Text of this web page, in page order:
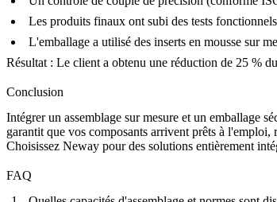
Les produits finaux ont subi des tests
L'emballage a utilisé des inserts en mousse sur
Résultat : Le client a obtenu une réduction de 25 %
Conclusion
Intégrer un assemblage sur mesure et un emballage
garantit que vos composants arrivent prêts à l'emploi,
Choisissez Neway pour des solutions entièrement
FAQ